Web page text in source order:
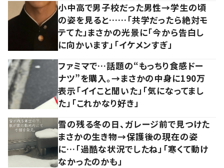
小中高で男子校だった男性→学生の頃
の姿を見ると……「共学だったら絶対モ
テてた」まさかの光景に「今から告白し
に向かいます」「イケメンすぎ」
ファミマで…話題の“もっちり食感ドー
ナツ”を購入。→まさかの中身に190万
表示「イイこと聞いた」「気になってまし
た」「これかなり好き」
雪の残る冬の日、ガレージ前で見つけた
まさかの生き物→保護後の現在の姿
に…「過酷な状況でしたね」「寒くて動け
なかったのかも」